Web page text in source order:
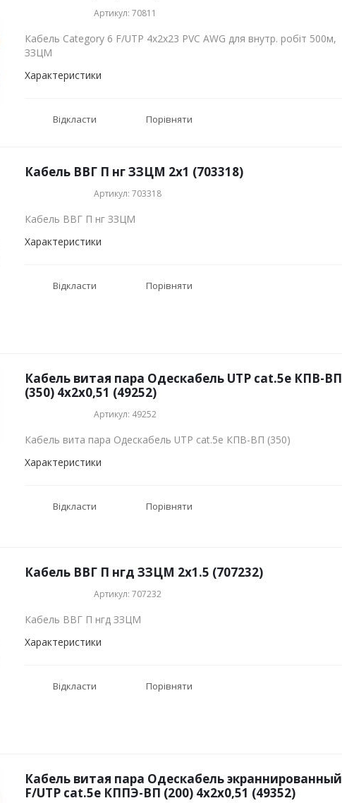
Артикул: 70811
Кабель Category 6 F/UTP 4х2х23 PVC AWG для внутр. робіт 500м,
ЗЗЦМ
Характеристики
Відкласти Порівняти
Кабель ВВГ П нг ЗЗЦМ 2x1 (703318)
Артикул: 703318
Кабель ВВГ П нг ЗЗЦМ
Характеристики
Відкласти Порівняти
Кабель витая пара Одескабель UTP cat.5е КПВ-ВП
(350) 4х2х0,51 (49252)
Артикул: 49252
Кабель вита пара Одескабель UTP cat.5е КПВ-ВП (350)
Характеристики
Відкласти Порівняти
Кабель ВВГ П нгд ЗЗЦМ 2x1.5 (707232)
Артикул: 707232
Кабель ВВГ П нгд ЗЗЦМ
Характеристики
Відкласти Порівняти
Кабель витая пара Одескабель экраннированный
F/UTP cat.5е КППЭ-ВП (200) 4х2х0,51 (49352)